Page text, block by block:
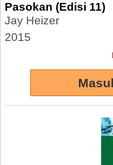
Pasokan (Edisi 11)
Jay Heizer
2015